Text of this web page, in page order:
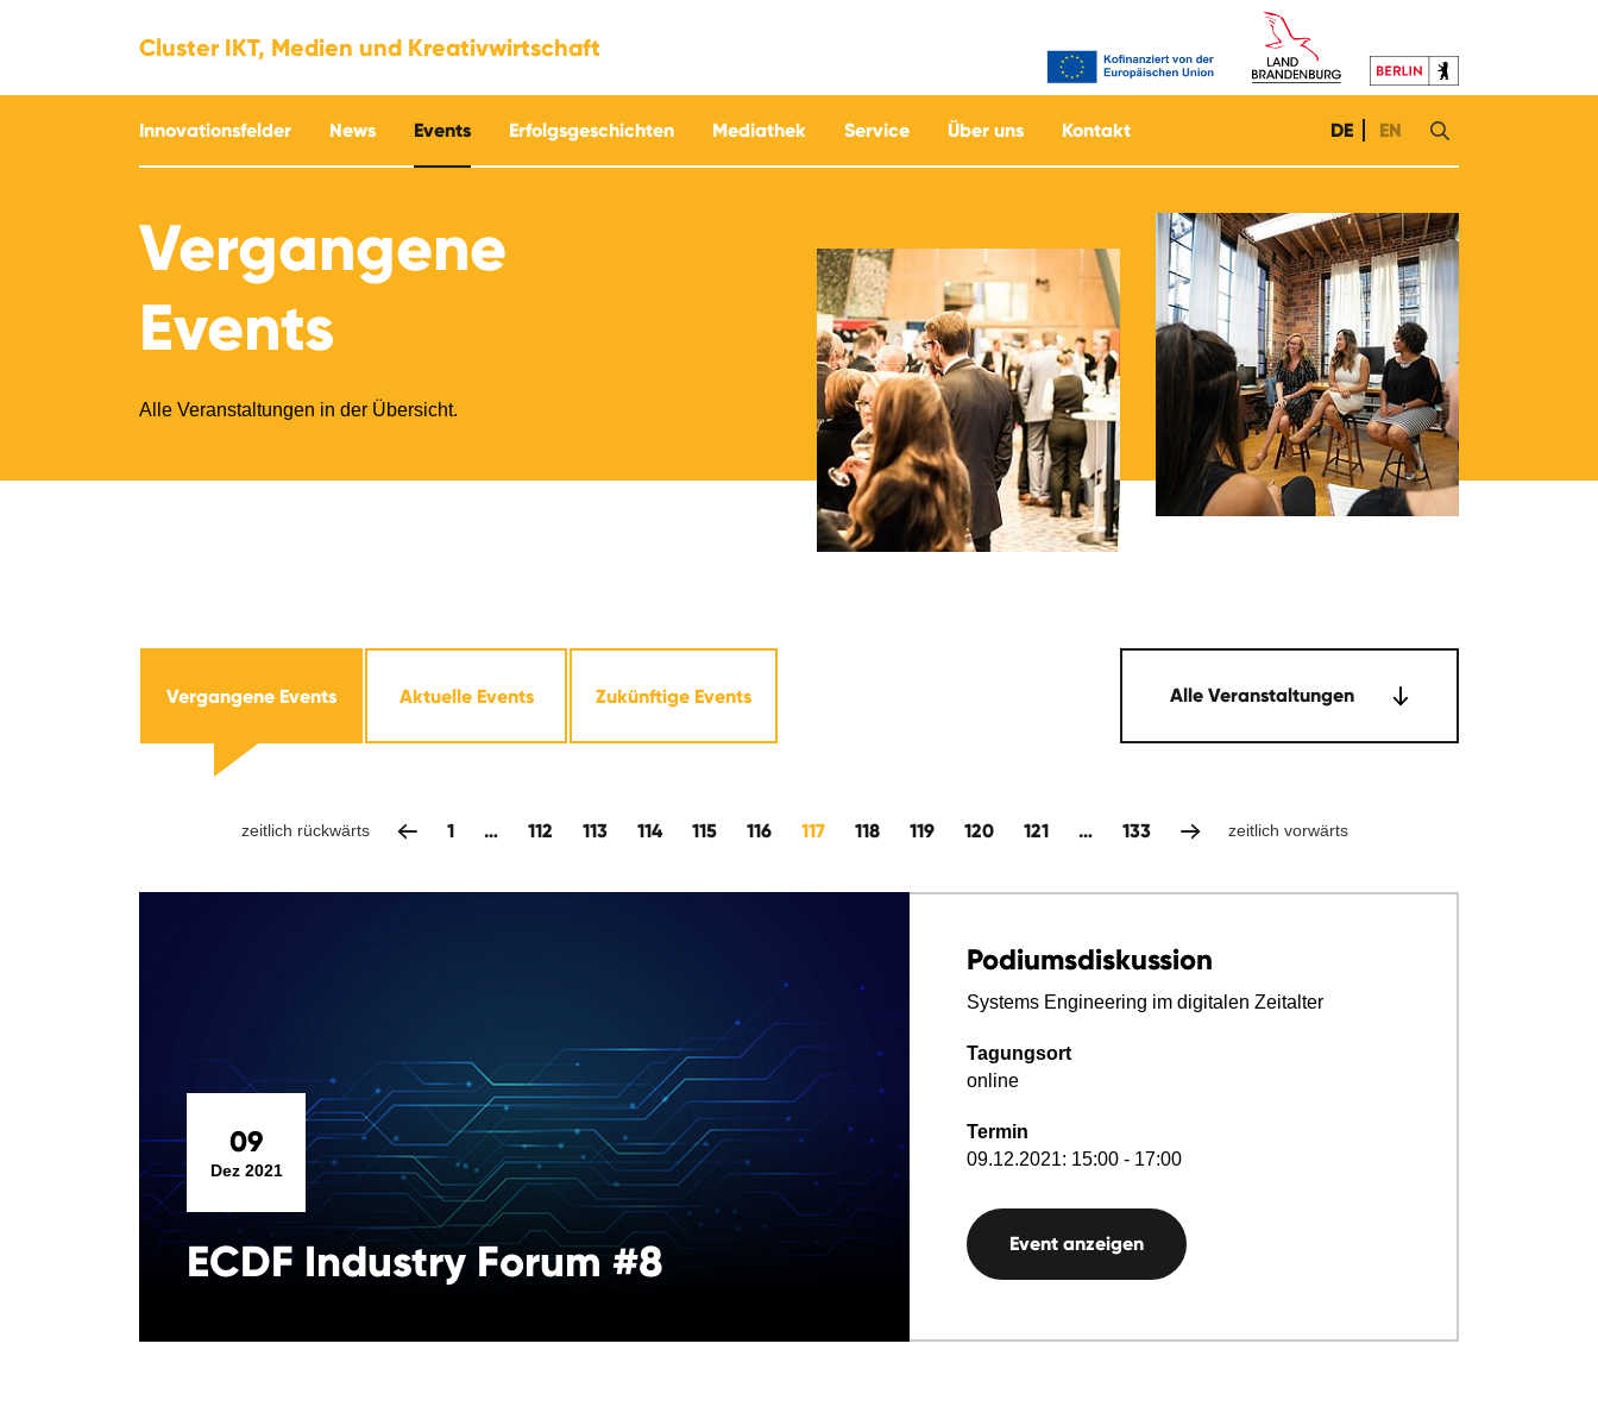
Cluster IKT, Medien und Kreativwirtschaft
Innovationsfelder News Events Erfolgsgeschichten Mediathek Service Über uns Kontakt DE EN
Vergangene
Events
Alle Veranstaltungen in der Übersicht.
Vergangene Events Aktuelle Events Zukünftige Events Alle Veranstaltungen
zeitlich rückwärts 1 … 112 113 114 115 116 117 118 119 120 121 … 133 zeitlich vorwärts
09
Dez 2021
ECDF Industry Forum #8
Podiumsdiskussion
Systems Engineering im digitalen Zeitalter
Tagungsort
online
Termin
09.12.2021: 15:00 - 17:00
Event anzeigen